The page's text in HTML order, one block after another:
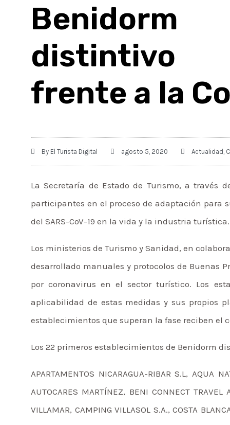
distintivo
frente a la
By El Turista Digital agosto 5, 2020 Actualidad
La Secretaría de Estado de Turismo, a través
participantes en el proceso de adaptación
del SARS-CoV-19 en la vida y la industria turística.
Los ministerios de Turismo y Sanidad, en
desarrollado manuales y protocolos de Buenas
por coronavirus en el sector turístico. Los
aplicabilidad de estas medidas y sus propios
establecimientos que superan la fase reciben el
Los 22 primeros establecimientos de Benidorm
APARTAMENTOS NICARAGUA-RIBAR S.L, AQUA
AUTOCARES MARTÍNEZ, BENI CONNECT
VILLAMAR, CAMPING VILLASOL S.A., COSTA